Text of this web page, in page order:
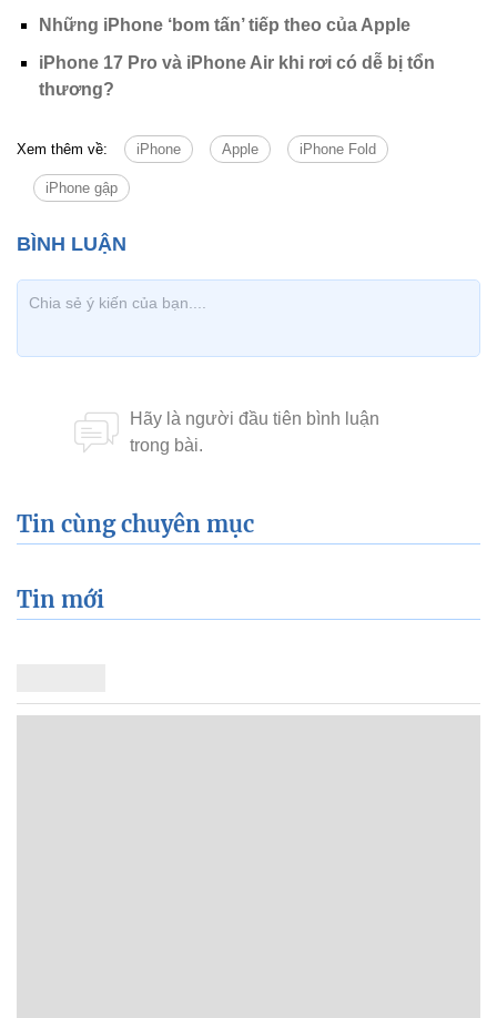
Những iPhone ‘bom tấn’ tiếp theo của Apple
iPhone 17 Pro và iPhone Air khi rơi có dễ bị tổn
thương?
Xem thêm về: iPhone Apple iPhone Fold
iPhone gập
Tin cùng chuyên mục
Tin mới